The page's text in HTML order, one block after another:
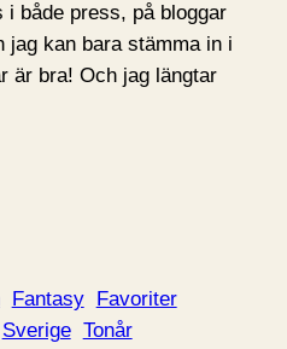
i både press, på bloggar
jag kan bara stämma in i
är bra! Och jag längtar
Fantasy
Favoriter
Sverige Tonår